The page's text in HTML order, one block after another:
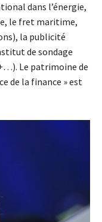
dans l’énergie,
le fret maritime,
la publicité
de sondage
Le patrimoine de
de la finance » est